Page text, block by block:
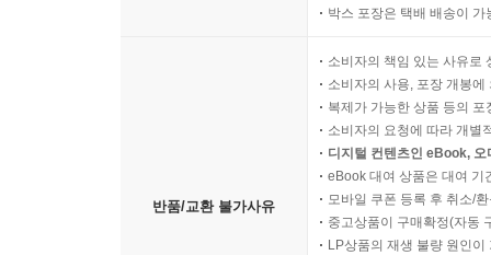
박스 포장은 택배 배송이
반품/교환 불가사유
소비자의 책임 있는 사유로
소비자의 사용, 포장 개봉
복제가 가능한 상품 등의
소비자의 요청에 따라 개별
디지털 컨텐츠인 eBook,
eBook 대여 상품은 대여 기
모바일 쿠폰 등록 후 취소/
중고상품이 구매확정(자동
LP상품의 재생 불량 원인